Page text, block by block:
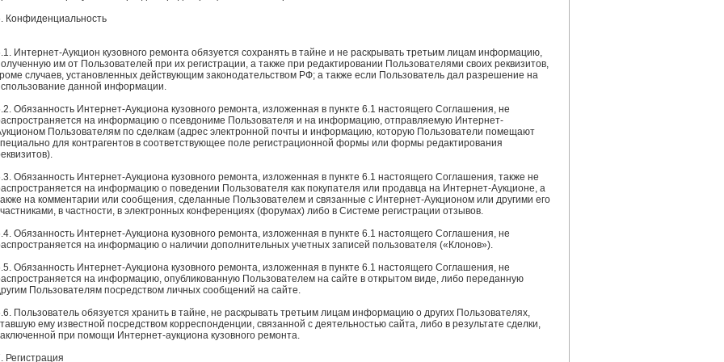
Конфиденциальность
Интернет-Аукцион кузовного ремонта обязуется сохранять в тайне и не раскрывать третьим лицам информацию,
им от Пользователей при их регистрации, а также при редактировании Пользователями своих реквизитов,
случаев, установленных действующим законодательством РФ; а также если Пользователь дал разрешение на
данной информации.
Обязанность Интернет-Аукциона кузовного ремонта, изложенная в пункте 6.1 настоящего Соглашения, не
на информацию о псевдониме Пользователя и на информацию, отправляемую Интернет-
Пользователям по сделкам (адрес электронной почты и информацию, которую Пользователи помещают
для контрагентов в соответствующее поле регистрационной формы или формы редактирования
Обязанность Интернет-Аукциона кузовного ремонта, изложенная в пункте 6.1 настоящего Соглашения, также не
на информацию о поведении Пользователя как покупателя или продавца на Интернет-Аукционе, а
на комментарии или сообщения, сделанные Пользователем и связанные с Интернет-Аукционом или другими его
в частности, в электронных конференциях (форумах) либо в Системе регистрации отзывов.
Обязанность Интернет-Аукциона кузовного ремонта, изложенная в пункте 6.1 настоящего Соглашения, не
на информацию о наличии дополнительных учетных записей пользователя («Клонов»).
Обязанность Интернет-Аукциона кузовного ремонта, изложенная в пункте 6.1 настоящего Соглашения, не
на информацию, опубликованную Пользователем на сайте в открытом виде, либо переданную
Пользователям посредством личных сообщений на сайте.
Пользователь обязуется хранить в тайне, не раскрывать третьим лицам информацию о других Пользователях,
ему известной посредством корреспонденции, связанной с деятельностью сайта, либо в результате сделки,
при помощи Интернет-аукциона кузовного ремонта.
Регистрация